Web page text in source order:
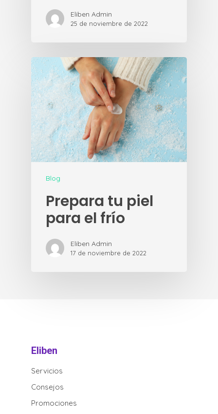
Eliben Admin
25 de noviembre de 2022
Blog
Prepara tu piel
para el frío
Eliben Admin
17 de noviembre de 2022
Eliben
Servicios
Consejos
Promociones